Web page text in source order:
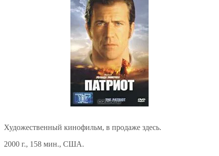
Художественный кинофильм, в продаже здесь.
2000 г., 158 мин., США.